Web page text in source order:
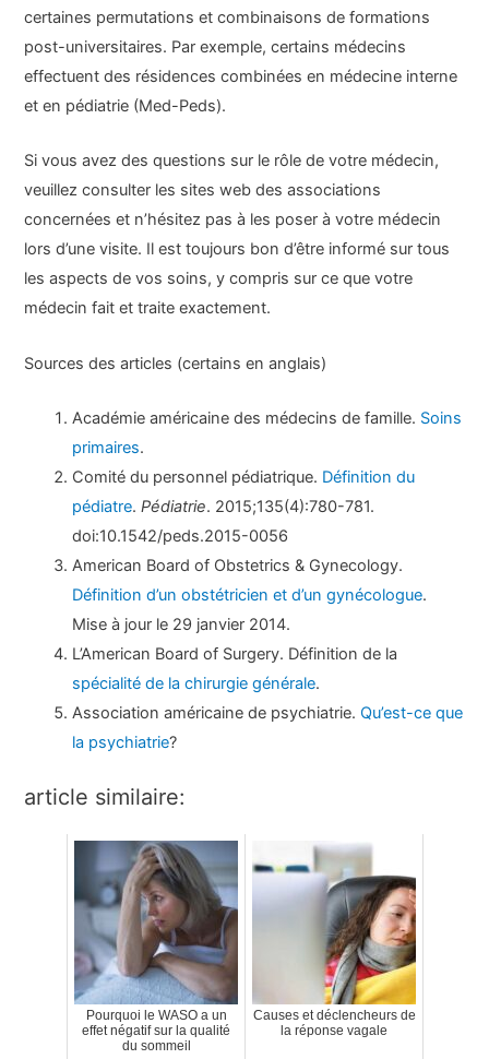
certaines permutations et combinaisons de formations
post-universitaires. Par exemple, certains médecins
effectuent des résidences combinées en médecine interne
et en pédiatrie (Med-Peds).
Si vous avez des questions sur le rôle de votre médecin,
veuillez consulter les sites web des associations
concernées et n’hésitez pas à les poser à votre médecin
lors d’une visite. Il est toujours bon d’être informé sur tous
les aspects de vos soins, y compris sur ce que votre
médecin fait et traite exactement.
Sources des articles (certains en anglais)
Académie américaine des médecins de famille. Soins
primaires.
Comité du personnel pédiatrique. Définition du
pédiatre.Pédiatrie. 2015;135(4):780-781.
doi:10.1542/peds.2015-0056
American Board of Obstetrics & Gynecology.
Définition d’un obstétricien et d’un gynécologue.
Mise à jour le 29 janvier 2014.
L’American Board of Surgery. Définition de la
spécialité de la chirurgie générale.
Association américaine de psychiatrie.Qu’est-ce que
la psychiatrie?
article similaire:
Pourquoi le WASO a un
effet négatif sur la qualité
du sommeil
Causes et déclencheurs de
la réponse vagale